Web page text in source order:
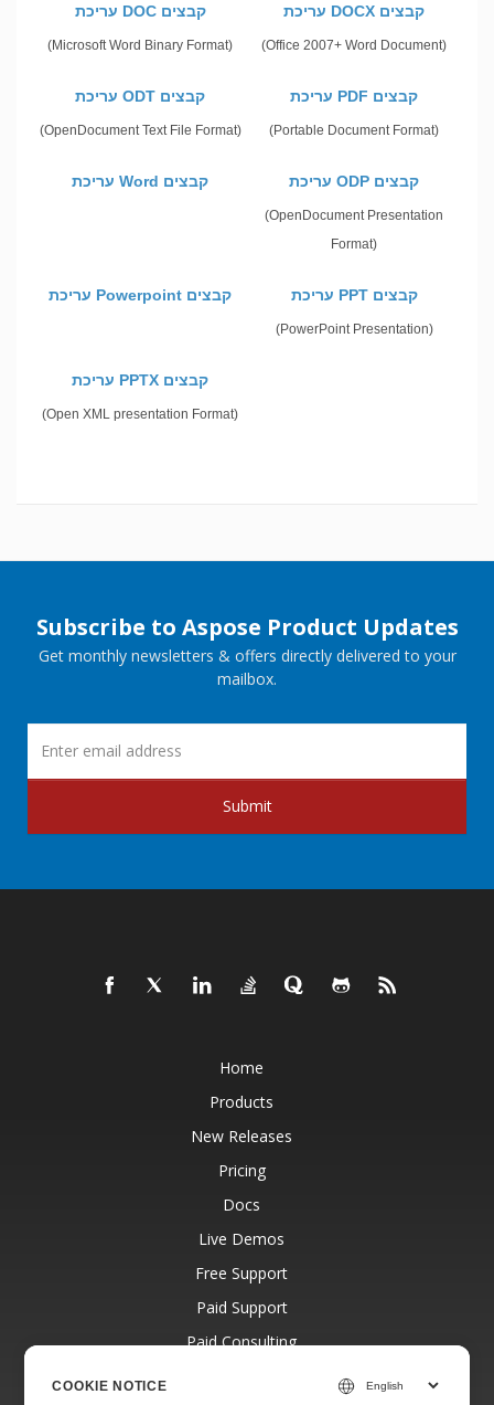
עריכת DOC קבצים
(Microsoft Word Binary Format)
עריכת DOCX קבצים
(Office 2007+ Word Document)
עריכת ODT קבצים
(OpenDocument Text File Format)
עריכת PDF קבצים
(Portable Document Format)
עריכת Word קבצים עריכת ODP קבצים
(OpenDocument Presentation
Format)
עריכת Powerpoint קבצים עריכת PPT קבצים
(PowerPoint Presentation)
עריכת PPTX קבצים
(Open XML presentation Format)
Subscribe to Aspose Product Updates
Get monthly newsletters & offers directly delivered to your
mailbox.
Submit
Home
Products
New Releases
Pricing
Docs
Live Demos
Free Support
Paid Support
Paid Consulting
COOKIE NOTICE